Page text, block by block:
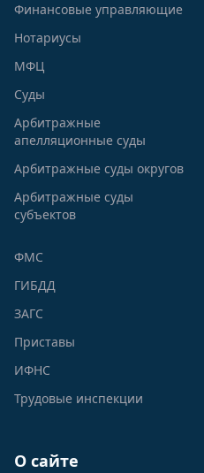
Финансовые управляющие
Нотариусы
МФЦ
Суды
Арбитражные
апелляционные суды
Арбитражные суды округов
Арбитражные суды
субъектов
ФМС
ГИБДД
ЗАГС
Приставы
ИФНС
Трудовые инспекции
О сайте